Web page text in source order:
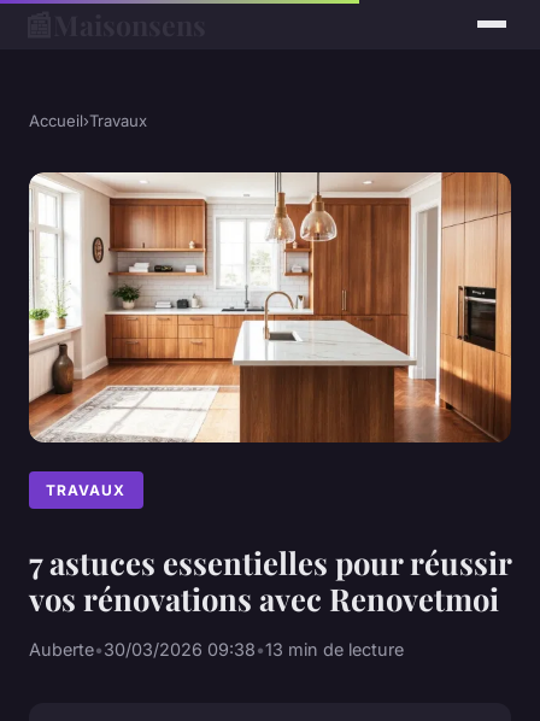
Accueil›Travaux
TRAVAUX
7 astuces essentielles pour réussir
vos rénovations avec Renovetmoi
Auberte•30/03/2026 09:38•13 min de lecture